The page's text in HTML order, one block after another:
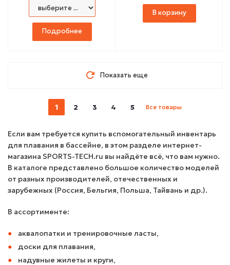
Подробнее
В корзину
Показать еще
1 2 3 4 5 Все товары
Если вам требуется купить вспомогательный инвентарь
для плавания в бассейне, в этом разделе интернет-
магазина SPORTS-TECH.ru вы найдёте всё, что вам нужно.
В каталоге представлено большое количество моделей
от разных производителей, отечественных и
зарубежных (Россия, Бельгия, Польша, Тайвань и др.).
В ассортименте:
аквалопатки и тренировочные ласты,
доски для плавания,
надувные жилеты и круги,